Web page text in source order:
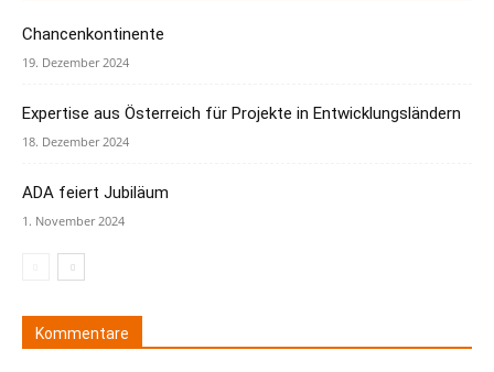
Chancenkontinente
19. Dezember 2024
Expertise aus Österreich für Projekte in Entwicklungsländern
18. Dezember 2024
ADA feiert Jubiläum
1. November 2024
Kommentare